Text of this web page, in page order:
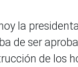
la
de ser
de los